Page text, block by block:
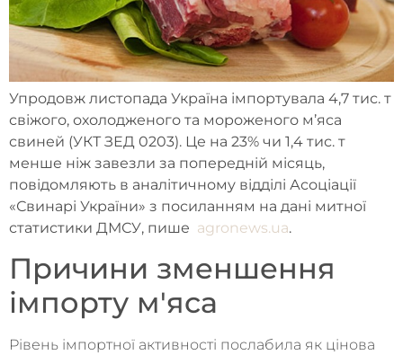
Упродовж листопада Україна імпортувала 4,7 тис. т
свіжого, охолодженого та мороженого м’яса
свиней (УКТ ЗЕД 0203). Це на 23% чи 1,4 тис. т
менше ніж завезли за попередній місяць,
повідомляють в аналітичному відділі Асоціації
«Свинарі України» з посиланням на дані митної
статистики ДМСУ, пише agronews.ua.
Причини зменшення
імпорту м'яса
Рівень імпортної активності послабила як цінова